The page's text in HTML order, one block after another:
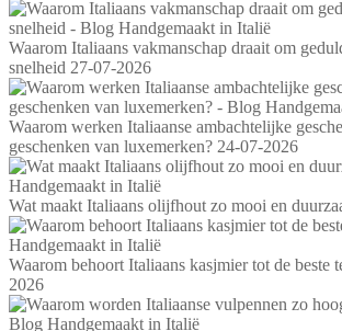
Waarom Italiaans vakmanschap draait om
snelheid 27-07-2026
Waarom werken Italiaanse ambachtelijke
geschenken van luxemerken? 24-07-2026
Wat maakt Italiaans olijfhout zo mooi en
Waarom behoort Italiaans kasjmier tot de beste
2026